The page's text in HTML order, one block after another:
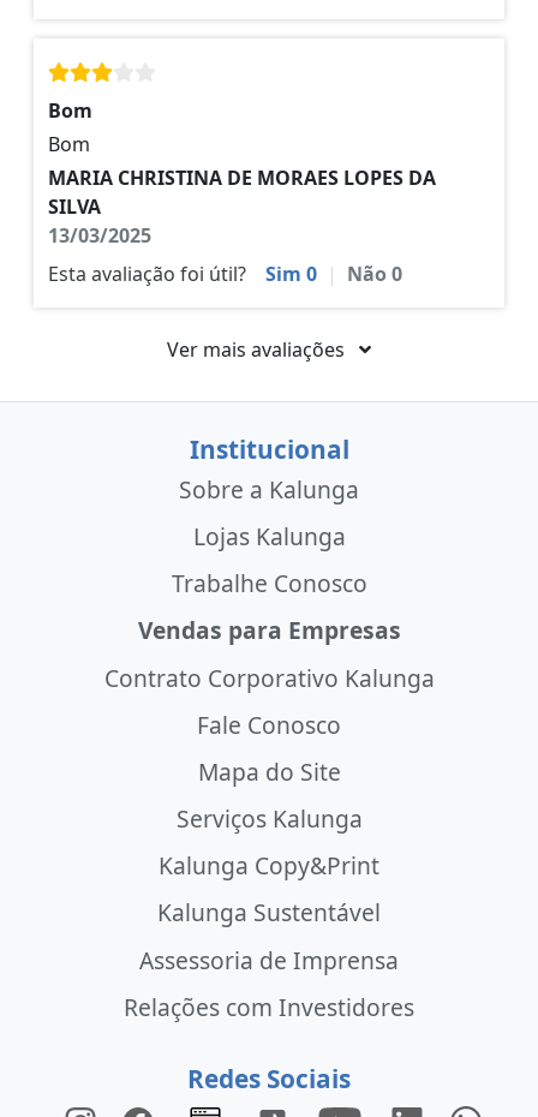
Bom
Bom
MARIA CHRISTINA DE MORAES LOPES DA
SILVA
13/03/2025
Esta avaliação foi útil?
Sim 0 | Não0
Ver mais avaliações
Institucional
Sobre a Kalunga
Lojas Kalunga
Trabalhe Conosco
Vendas para Empresas
Contrato Corporativo Kalunga
Fale Conosco
Mapa do Site
Serviços Kalunga
Kalunga Copy&Print
Kalunga Sustentável
Assessoria de Imprensa
Relações com Investidores
Redes Sociais